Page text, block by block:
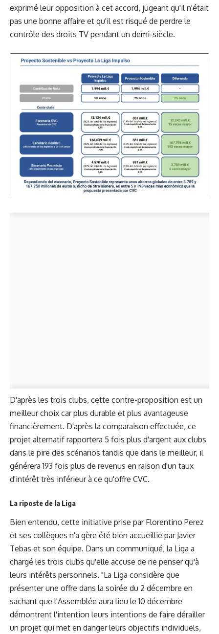
exprimé leur opposition à cet accord, jugeant qu'il n'était
pas une bonne affaire et qu'il est risqué de perdre le
contrôle des droits TV pendant un demi-siècle.
D'après les trois clubs, cette contre-proposition est un
meilleur choix car plus durable et plus avantageuse
financièrement. D'après la comparaison effectuée, ce
projet alternatif rapportera 5 fois plus d'argent aux clubs
dans le pire des scénarios tandis que dans le meilleur, il
générera 193 fois plus de revenus en raison d'un taux
d'intérêt très inférieur à ce qu'offre CVC.
La riposte de la Liga
Bien entendu, cette initiative prise par Florentino Perez
et ses collègues n'a gère été bien accueillie par Javier
Tebas et son équipe. Dans un communiqué, la Liga a
chargé les trois clubs qu'elle accuse de ne penser qu'à
leurs intérêts personnels. "La Liga considère que
présenter une offre dans la soirée du 2 décembre en
sachant que l'Assemblée aura lieu le 10 décembre
démontrent l'intention leurs intentions de faire dérailler
un projet qui met en danger leurs objectifs individuels,